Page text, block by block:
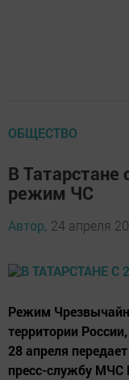
ОБЩЕСТВО
В Татарстане
режим ЧС
Автор, 24 апреля
Режим
территории
28 апреля
пресс-службу МЧС